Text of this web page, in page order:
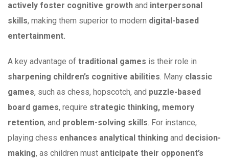
actively foster cognitive growth and interpersonal
skills, making them superior to modern digital-based
entertainment.
A key advantage of traditional games is their role in
sharpening children’s cognitive abilities. Many classic
games, such as chess, hopscotch, and puzzle-based
board games, require strategic thinking, memory
retention, and problem-solving skills. For instance,
playing chess enhances analytical thinking and decision-
making, as children must anticipate their opponent’s